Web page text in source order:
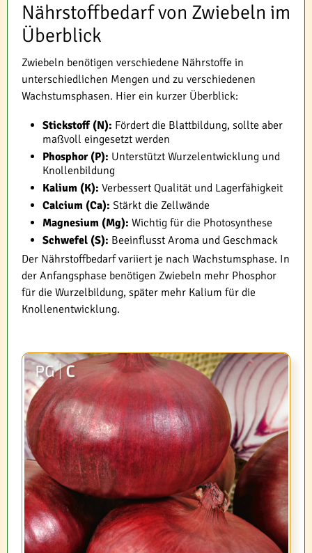
Nährstoffbedarf von Zwiebeln im
Überblick
Zwiebeln benötigen verschiedene Nährstoffe in
unterschiedlichen Mengen und zu verschiedenen
Wachstumsphasen. Hier ein kurzer Überblick:
Stickstoff (N): Fördert die Blattbildung, sollte aber
maßvoll eingesetzt werden
Phosphor (P): Unterstützt Wurzelentwicklung und
Knollenbildung
Kalium (K): Verbessert Qualität und Lagerfähigkeit
Calcium (Ca): Stärkt die Zellwände
Magnesium (Mg): Wichtig für die Photosynthese
Schwefel (S): Beeinflusst Aroma und Geschmack
Der Nährstoffbedarf variiert je nach Wachstumsphase. In
der Anfangsphase benötigen Zwiebeln mehr Phosphor
für die Wurzelbildung, später mehr Kalium für die
Knollenentwicklung.